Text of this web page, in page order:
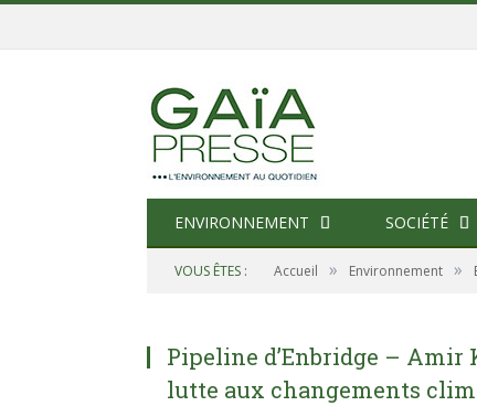
ENVIRONNEMENT SOCIÉTÉ
VOUS ÊTES : Accueil » Environnement »
Pipeline d’Enbridge – Amir
lutte aux changements